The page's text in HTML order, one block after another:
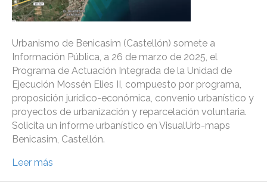
Urbanismo de Benicasim (Castellón) somete a
Información Pública, a 26 de marzo de 2025, el
Programa de Actuación Integrada de la Unidad de
Ejecución Mossén Elies II, compuesto por programa,
proposición jurídico-económica, convenio urbanístico y
proyectos de urbanización y reparcelación voluntaria.
Solicita un informe urbanístico en VisualUrb-maps
Benicasim, Castellón.
Leer más